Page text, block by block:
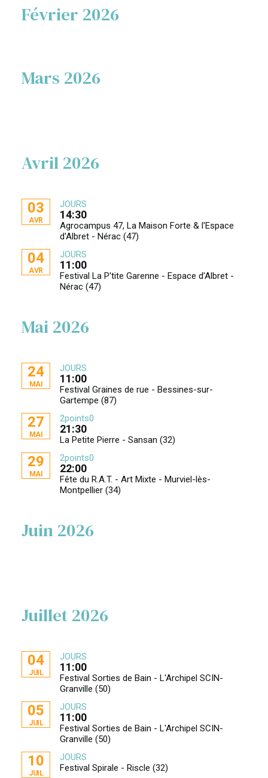
Février 2026
Mars 2026
Avril 2026
03
AVR
JOURS
14:30
Agrocampus 47, La Maison Forte & l'Espace
d'Albret - Nérac (47)
04
AVR
JOURS
11:00
Festival La P'tite Garenne - Espace d'Albret -
Nérac (47)
Mai 2026
24
MAI
JOURS
11:00
Festival Graines de rue - Bessines-sur-
Gartempe (87)
27
MAI
2points0
21:30
La Petite Pierre - Sansan (32)
29
MAI
2points0
22:00
Fête du R.A.T. - Art Mixte - Murviel-lès-
Montpellier (34)
Juin 2026
Juillet 2026
04
JUIL
JOURS
11:00
Festival Sorties de Bain - L'Archipel SCIN-
Granville (50)
05
JUIL
JOURS
11:00
Festival Sorties de Bain - L'Archipel SCIN-
Granville (50)
10
JUIL
JOURS
Festival Spirale - Riscle (32)